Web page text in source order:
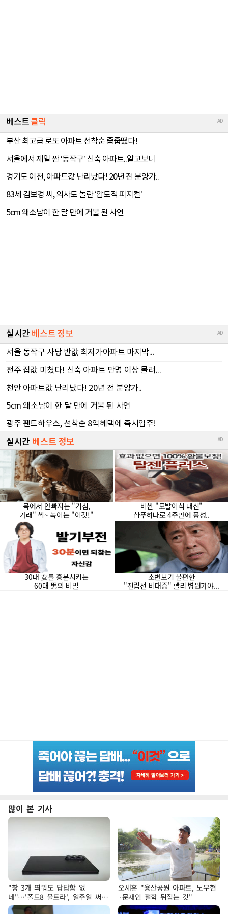
많이 본 기사
"창 3개 띄워도 답답함 없
네"…'폴드8 울트라', 일주일 써보
니
오세훈 "용산공원 아파트, 노무현
·문재인 철학 뒤집는 것"